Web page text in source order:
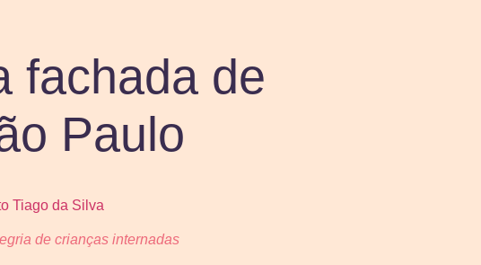
fachada de
Paulo
de crianças internadas